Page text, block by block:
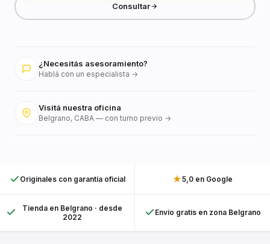
Consultar
¿Necesitás asesoramiento?
Hablá con un especialista →
Visitá nuestra oficina
Belgrano, CABA — con turno previo →
Originales con garantía oficial ★5,0 en Google
Tienda en Belgrano · desde
2022
Envío gratis en zona Belgrano